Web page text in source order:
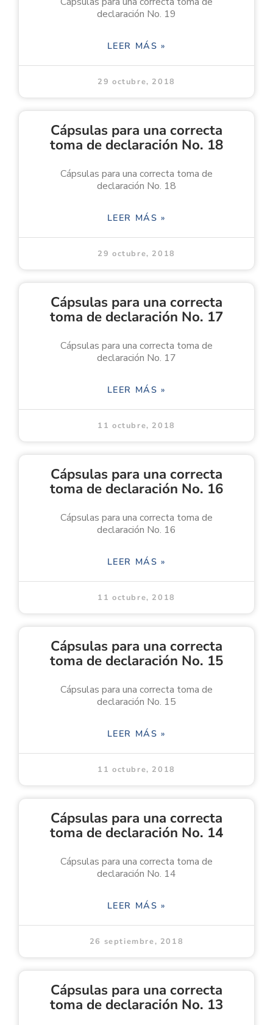
declaración No. 19
LEER MÁS »
29 octubre, 2018
Cápsulas para una correcta
toma de declaración No. 18
Cápsulas para una correcta toma de
declaración No. 18
LEER MÁS »
29 octubre, 2018
Cápsulas para una correcta
toma de declaración No. 17
Cápsulas para una correcta toma de
declaración No. 17
LEER MÁS »
11 octubre, 2018
Cápsulas para una correcta
toma de declaración No. 16
Cápsulas para una correcta toma de
declaración No. 16
LEER MÁS »
11 octubre, 2018
Cápsulas para una correcta
toma de declaración No. 15
Cápsulas para una correcta toma de
declaración No. 15
LEER MÁS »
11 octubre, 2018
Cápsulas para una correcta
toma de declaración No. 14
Cápsulas para una correcta toma de
declaración No. 14
LEER MÁS »
26 septiembre, 2018
Cápsulas para una correcta
toma de declaración No. 13